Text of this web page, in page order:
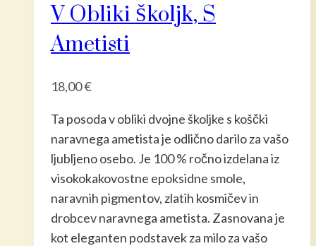
V Obliki Školjk, S
Ametisti
18,00€
Ta posoda v obliki dvojne školjke s koščki
naravnega ametista je odlično darilo za vašo
ljubljeno osebo. Je 100 % ročno izdelana iz
visokokakovostne epoksidne smole,
naravnih pigmentov, zlatih kosmičev in
drobcev naravnega ametista. Zasnovana je
kot eleganten podstavek za milo za vašo